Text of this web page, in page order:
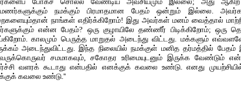
நமக்கும் பிரமாதமான பேதம் ஒன்றும் இல்லை.
நாங்கள் எதிர்க்கிறோம்! இது அவர்கள் மனம் வைத்தால்
என்ன பேதம்? ஒரு குழாயிலே தண்ணீர் பிடிக்கிறோம்; ஒரு
காலமும் பெருத்த மாறுதல் அடைந்து விட்டது. மக்களும்
அடைந்துவிட்டது. இந்த நிலையில் நமக்குள் மனித தர்மத்தில்
சமமாகவும், சகோதர உரிமையுடனும் இருக்க வேண்டும்
வளரக் கூடாது என்பதில் எனக்குக் கவலை உண்டு. எனது முயற்சியில்
கவலை உண்டு.''